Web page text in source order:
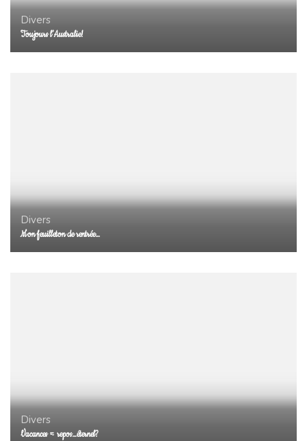
Divers
Toujours l’Australie!
Divers
Mon feuilleton de rentrée…
Divers
Vacances = repos…éternel?